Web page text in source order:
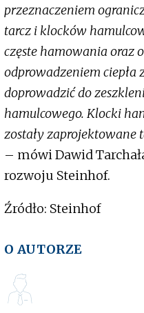
przeznaczeniem
tarcz i klocków
częste hamowania oraz
odprowadzeniem ciepła
doprowadzić do
hamulcowego. Klocki
zostały zaprojektowane
– mówi Dawid
rozwoju Steinhof.
Źródło: Steinhof
O AUTORZE